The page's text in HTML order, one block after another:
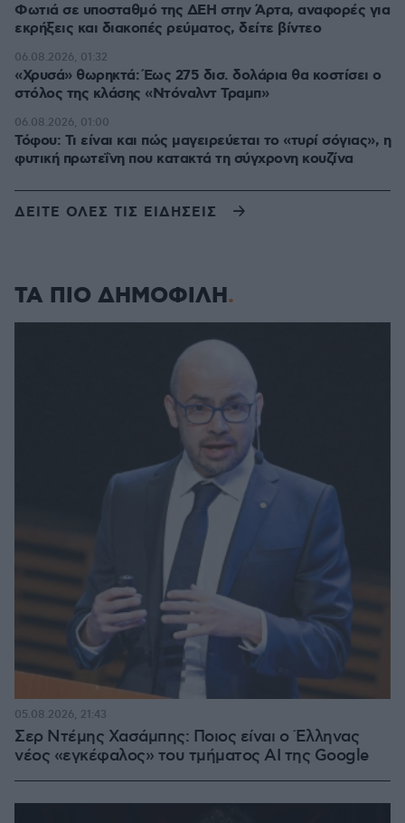
Φωτιά σε υποσταθμό της ΔΕΗ στην Άρτα, αναφορές για
εκρήξεις και διακοπές ρεύματος, δείτε βίντεο
«Χρυσά» θωρηκτά: Έως 275 δισ. δολάρια θα κοστίσει ο
στόλος της κλάσης «Ντόναλντ Τραμπ»
06.08.2026, 01:32
Τόφου: Τι είναι και πώς μαγειρεύεται το «τυρί σόγιας», η
φυτική πρωτεΐνη που κατακτά τη σύγχρονη κουζίνα
06.08.2026, 01:00
ΔΕΙΤΕ ΟΛΕΣ ΤΙΣ ΕΙΔΗΣΕΙΣ
ΤΑ ΠΙΟ ΔΗΜΟΦΙΛΗ
Σερ Ντέμης Χασάμπης: Ποιος είναι ο Έλληνας
νέος «εγκέφαλος» του τμήματος AI της Google
05.08.2026, 21:43